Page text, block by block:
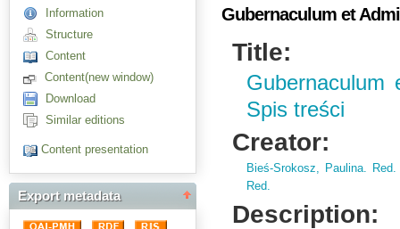
Information
Structure
Content
Content(new window)
Download
Similar editions
Content presentation
Export metadata
Gubernaculum et
Title:
Gubernaculum
Spis treści
Creator:
Bieś-Srokosz, Paulina. Red.
Red.
Description: